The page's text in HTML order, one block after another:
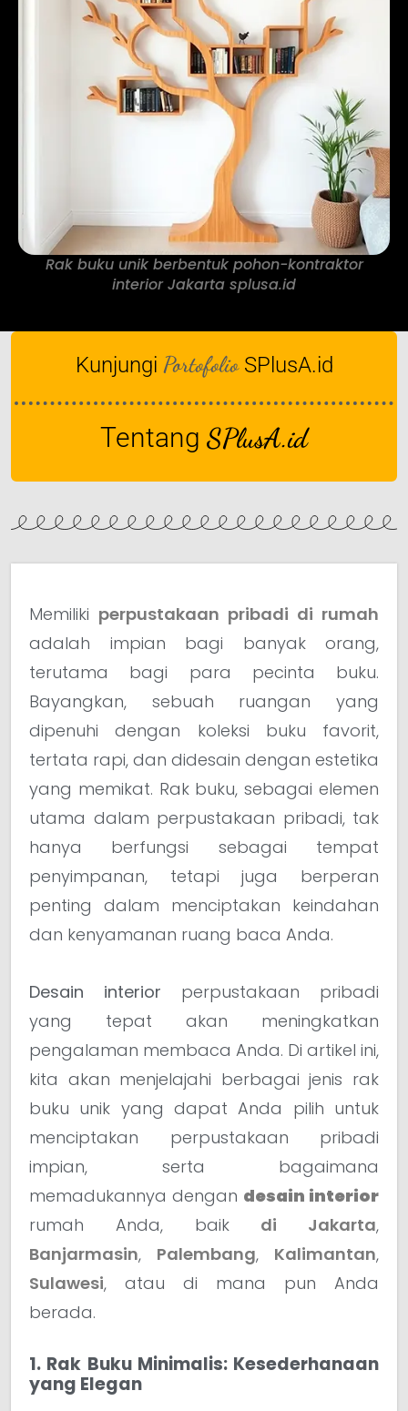
Rak buku unik berbentuk pohon-kontraktor
interior Jakarta splusa.id
Kunjungi Portofolio SPlusA.id
Tentang SPlusA.id
Memiliki perpustakaan pribadi di rumah
adalah impian bagi banyak orang,
terutama bagi para pecinta buku.
Bayangkan, sebuah ruangan yang
dipenuhi dengan koleksi buku favorit,
tertata rapi, dan didesain dengan estetika
yang memikat. Rak buku, sebagai elemen
utama dalam perpustakaan pribadi, tak
hanya berfungsi sebagai tempat
penyimpanan, tetapi juga berperan
penting dalam menciptakan keindahan
dan kenyamanan ruang baca Anda.
Desain interior perpustakaan pribadi
yang tepat akan meningkatkan
pengalaman membaca Anda. Di artikel ini,
kita akan menjelajahi berbagai jenis rak
buku unik yang dapat Anda pilih untuk
menciptakan perpustakaan pribadi
impian, serta bagaimana
memadukannya dengan desain interior
rumah Anda, baik di Jakarta,
Banjarmasin, Palembang, Kalimantan,
Sulawesi, atau di mana pun Anda
berada.
1. Rak Buku Minimalis: Kesederhanaan
yang Elegan